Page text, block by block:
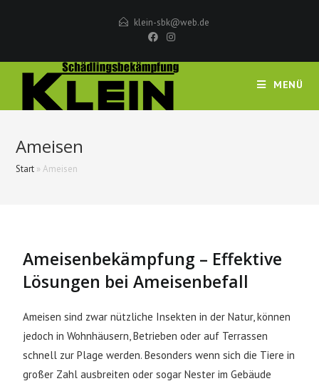
klein-sbk@web.de
MENÜ
Ameisen
Start »Ameisen
Ameisenbekämpfung – Effektive
Lösungen bei Ameisenbefall
Ameisen sind zwar nützliche Insekten in der Natur, können
jedoch in Wohnhäusern, Betrieben oder auf Terrassen
schnell zur Plage werden. Besonders wenn sich die Tiere in
großer Zahl ausbreiten oder sogar Nester im Gebäude